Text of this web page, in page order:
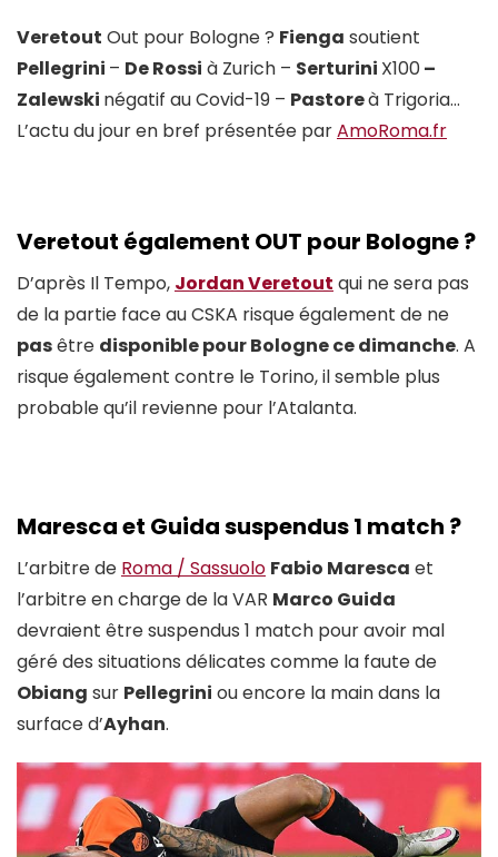
Veretout Out pour Bologne ? Fienga soutient
Pellegrini – De Rossi à Zurich – Serturini X100–
Zalewski négatif au Covid-19 – Pastoreà Trigoria…
L’actu du jour en bref présentée parAmoRoma.fr
Veretout également OUT pour Bologne ?
D’après Il Tempo, Jordan Veretout qui ne sera pas
de la partie face au CSKA risque également de ne
pasêtre disponible pour Bologne ce dimanche. A
risque également contre le Torino, il semble plus
probable qu’il revienne pour l’Atalanta.
Maresca et Guida suspendus 1 match ?
L’arbitre de Roma / Sassuolo Fabio Maresca et
l’arbitre en charge de la VAR Marco Guida
devraient être suspendus 1 match pour avoir mal
géré des situations délicates comme la faute de
Obiang sur Pellegrini ou encore la main dans la
surface d’Ayhan.